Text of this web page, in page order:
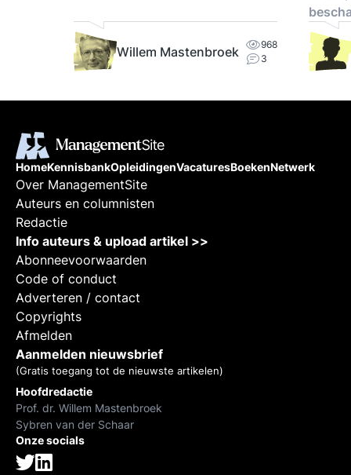
Willem Mastenbroek
968
3
HomeKennisbankOpleidingenVacaturesBoekenNetwerk
Over ManagementSite
Auteurs en columnisten
Redactie
Info auteurs & upload artikel >>
Abonneevoorwaarden
Code of conduct
Adverteren / contact
Copyrights
Afmelden
Aanmelden nieuwsbrief
(Gratis toegang tot de nieuwste artikelen)
Hoofdredactie
Prof. dr. Willem Mastenbroek
Sybren van der Schaar
Onze socials